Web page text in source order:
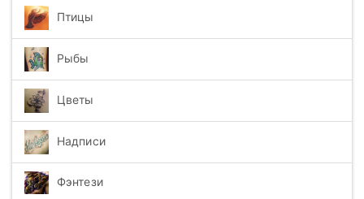
Птицы
Рыбы
Цветы
Надписи
Фэнтези